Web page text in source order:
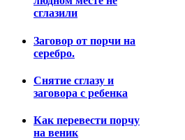
сглазили
Заговор от порчи на
серебро.
Снятие сглазу и
заговора с ребенка
Как перевести порчу
на веник